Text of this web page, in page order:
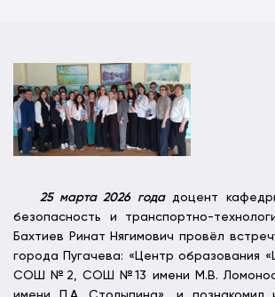
25 марта 2026 годадоцент
безопасность и транспортно-
Бахтиев Ринат Нягимович провёл
города Пугачева: «Центр образования
СОШ №2, СОШ №13 имени М.В.